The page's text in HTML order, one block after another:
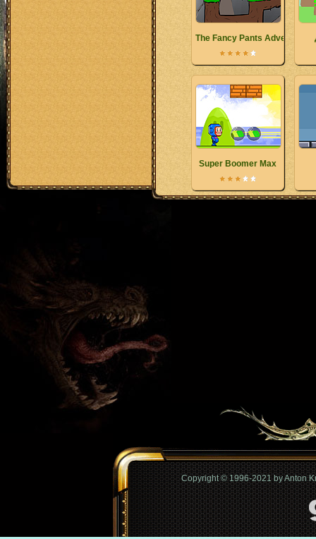
The Fancy Pants Adventure
Super Boomer Max
Copyright © 1996-2021 by Anton